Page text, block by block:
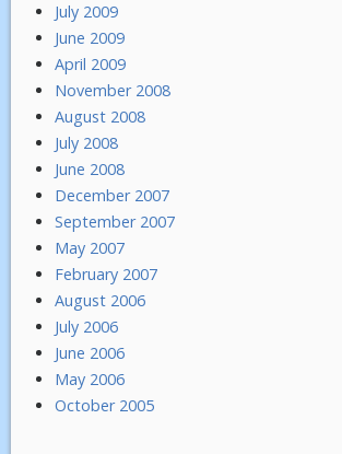
July 2009
June 2009
April 2009
November 2008
August 2008
July 2008
June 2008
December 2007
September 2007
May 2007
February 2007
August 2006
July 2006
June 2006
May 2006
October 2005